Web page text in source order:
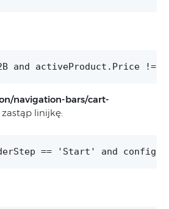
navigation-bars/cart-
zastąp linijkę: